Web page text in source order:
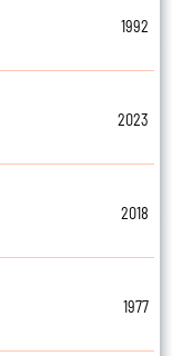
1992
2023
2018
1977